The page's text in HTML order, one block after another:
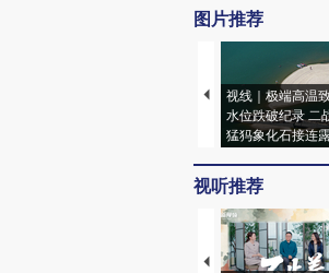
图片推荐
视线｜极端高温
水位跌破纪录 二
猛犸象化石接连
视听推荐